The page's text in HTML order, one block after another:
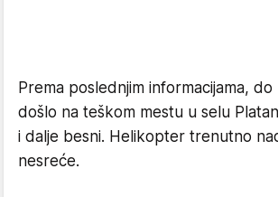
Prema poslednjim informacijama,
došlo na teškom mestu u selu
i dalje besni. Helikopter trenutno
nesreće.